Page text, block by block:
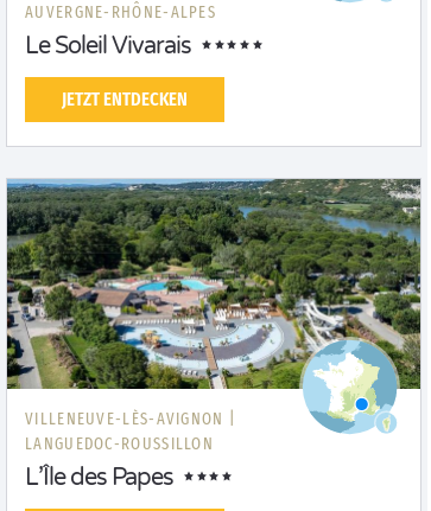
AUVERGNE-RHÔNE-ALPES
Le Soleil Vivarais
JETZT ENTDECKEN
VILLENEUVE-LÈS-AVIGNON |
LANGUEDOC-ROUSSILLON
L’Île des Papes